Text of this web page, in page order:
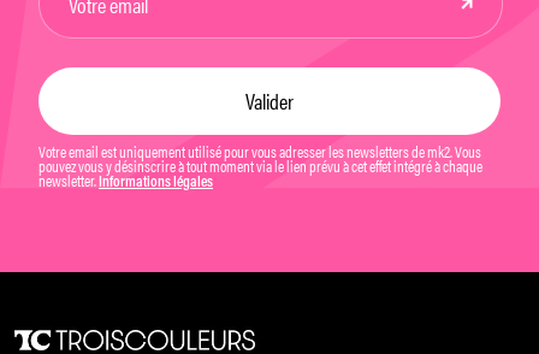
Votre email est uniquement utilisé pour vous adresser les newsletters de mk2. Vous
pouvez vous y désinscrire à tout moment via le lien prévu à cet effet intégré à chaque
newsletter. Informations légales